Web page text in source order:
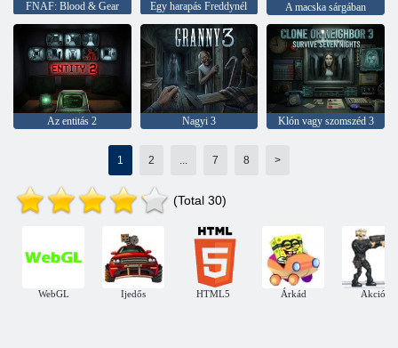
FNAF: Blood & Gear Egy harapás Freddynél A macska sárgában
Az entitás 2 Nagyi 3 Klón vagy szomszéd 3
1 2 7 8 >
(Total 30)
WebGL Ijedős HTML5 Árkád Akció